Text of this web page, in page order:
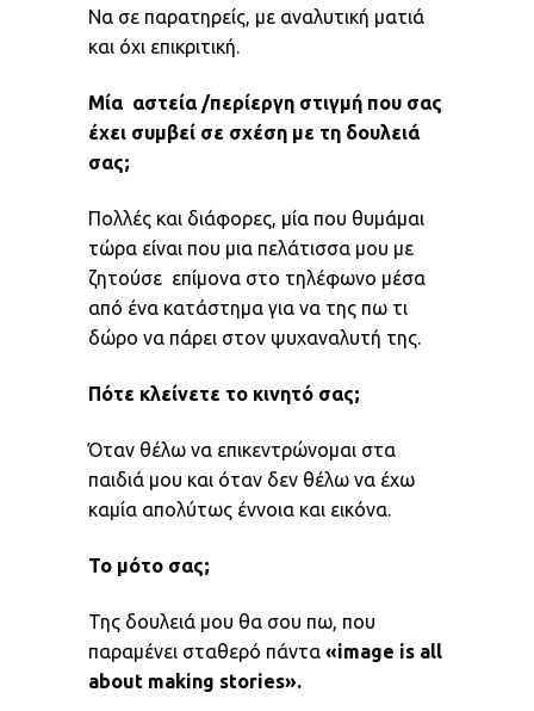
Να σε παρατηρείς, με αναλυτική ματιά
και όχι επικριτική.
Μία αστεία /περίεργη στιγμή που σας
έχει συμβεί σε σχέση με τη δουλειά
σας;
Πολλές και διάφορες, μία που θυμάμαι
τώρα είναι που μια πελάτισσα μου με
ζητούσε επίμονα στο τηλέφωνο μέσα
από ένα κατάστημα για να της πω τι
δώρο να πάρει στον ψυχαναλυτή της.
Πότε κλείνετε το κινητό σας;
Όταν θέλω να επικεντρώνομαι στα
παιδιά μου και όταν δεν θέλω να έχω
καμία απολύτως έννοια και εικόνα.
Το μότο σας;
Της δουλειά μου θα σου πω, που
παραμένει σταθερό πάντα «image is all
about making stories».